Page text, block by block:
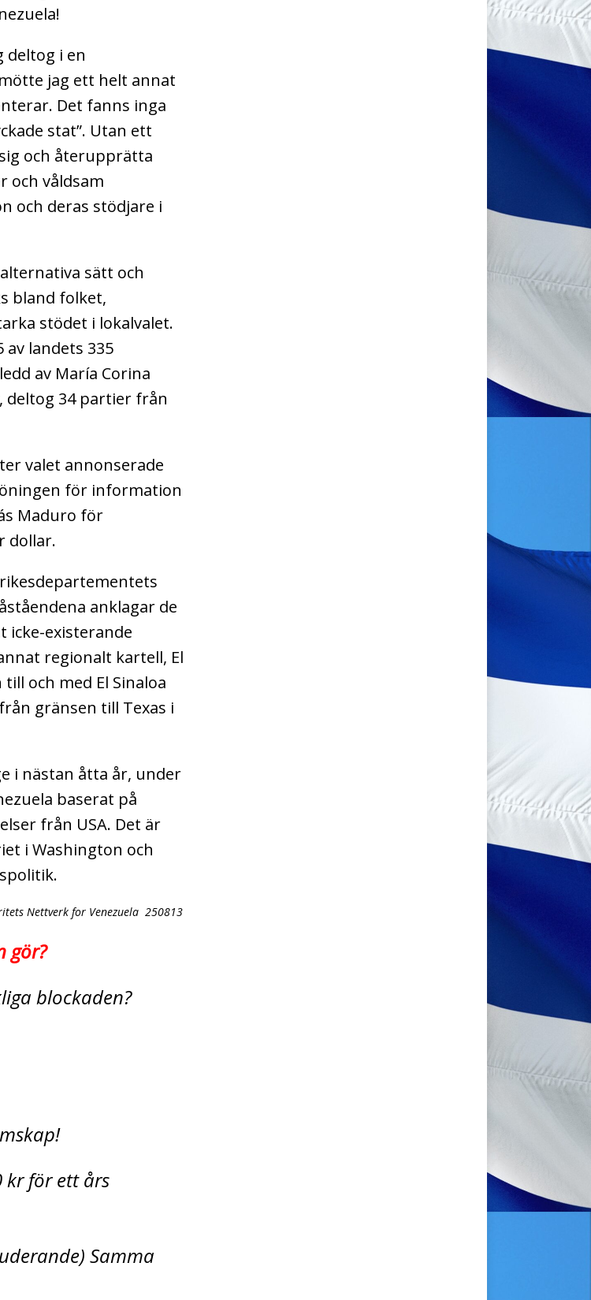
deltog i en
jag ett helt annat
Det fanns inga
stat”. Utan ett
och återupprätta
och våldsam
och deras stödjare i
sätt och
bland folket,
stödet i lokalvalet.
av landets 335
av María Corina
deltog 34 partier från
valet annonserade
för information
Maduro för
dollar.
anklagar de
icke-existerande
regionalt kartell, El
och med El Sinaloa
gränsen till Texas i
i nästan åtta år, under
baserat på
från USA. Det är
i Washington och
Nettverk for Venezuela 250813
gör?
blockaden?
kr för ett års
Samma